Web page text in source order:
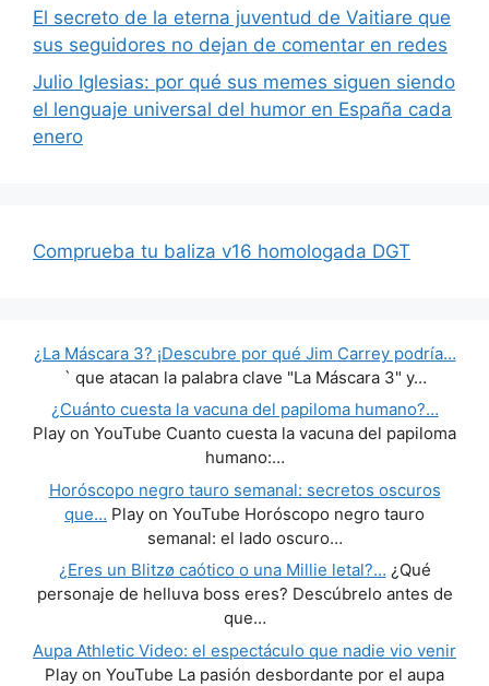
El secreto de la eterna juventud de Vaitiare que
sus seguidores no dejan de comentar en redes
Julio Iglesias: por qué sus memes siguen siendo
el lenguaje universal del humor en España cada
enero
Comprueba tu baliza v16 homologada DGT
¿La Máscara 3? ¡Descubre por qué Jim Carrey podría…
` que atacan la palabra clave "La Máscara 3" y…
¿Cuánto cuesta la vacuna del papiloma humano?…
Play on YouTube Cuanto cuesta la vacuna del papiloma
humano:…
Horóscopo negro tauro semanal: secretos oscuros
que… Play on YouTube Horóscopo negro tauro
semanal: el lado oscuro…
¿Eres un Blitzø caótico o una Millie letal?… ¿Qué
personaje de helluva boss eres? Descúbrelo antes de
que…
Aupa Athletic Video: el espectáculo que nadie vio venir
Play on YouTube La pasión desbordante por el aupa